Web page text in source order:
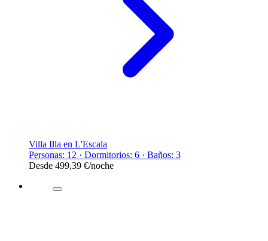
Villa Illa en L'Escala
Personas: 12 · Dormitorios: 6 · Baños: 3
Desde 499,39 €/noche